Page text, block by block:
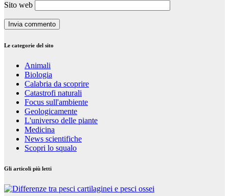
Sito web
Le categorie del sito
Animali
Biologia
Calabria da scoprire
Catastrofi naturali
Focus sull'ambiente
Geologicamente
L'universo delle piante
Medicina
News scientifiche
Scopri lo squalo
Gli articoli più letti